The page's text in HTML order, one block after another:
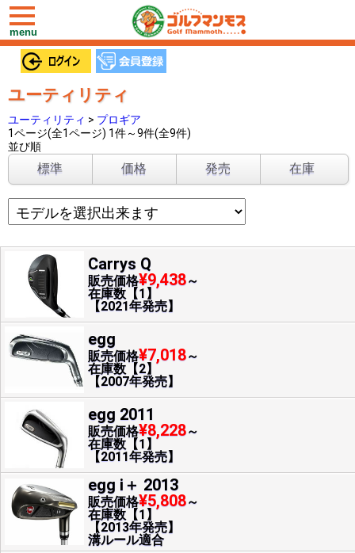
toggle
navigation
menu
ユーティリティ
ユーティリティ > プロギア
1ページ(全1ページ) 1件～9件(全9件)
並び順
標準 価格 発売 在庫
Carrys Q
販売価格¥9,438～
在庫数【1】
【2021年発売】
egg
販売価格¥7,018～
在庫数【2】
【2007年発売】
egg 2011
販売価格¥8,228～
在庫数【1】
【2011年発売】
egg i＋ 2013
販売価格¥5,808～
在庫数【1】
【2013年発売】
溝ルール適合